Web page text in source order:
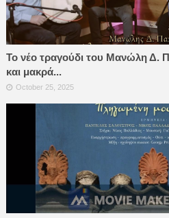
Το νέο τραγούδι του Μανώλη Δ.
και μακρά...
October 25, 2025